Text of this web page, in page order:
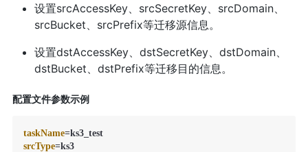
设置srcAccessKey、srcSecretKey、srcDomain、
srcBucket、srcPrefix等迁移源信息。
设置dstAccessKey、dstSecretKey、dstDomain、
dstBucket、dstPrefix等迁移目的信息。
配置文件参数示例
taskName
=ks3_test
srcType
=ks3